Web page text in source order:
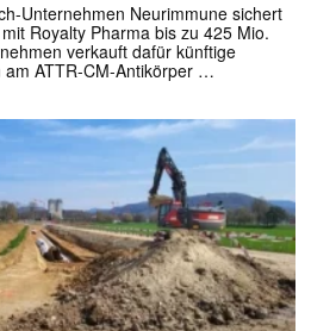
✕
Unternehmen Neurimmune sichert
Royalty Pharma bis zu 425 Mio.
verkauft dafür künftige
am ATTR-CM-Antikörper …